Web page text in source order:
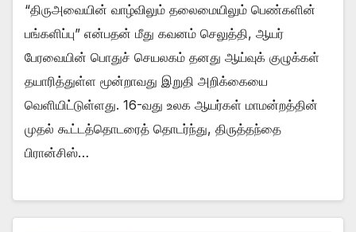
“திருஅவையின் வாழ்விலும் தலைமையிலும் பெண்களின்
பங்களிப்பு” என்பதன் மீது கவனம் செலுத்தி, ஆயர்
பேரவையின் பொதுச் செயலகம் தனது ஆய்வுக் குழுக்கள்
தயாரித்துள்ள மூன்றாவது இறுதி அறிக்கையை
வெளியிட்டுள்ளது. 16-வது உலக ஆயர்கள் மாமன்றத்தின்
முதல் கூட்டத்தொடரைத் தொடர்ந்து, திருத்தந்தை
பிரான்சிஸ்…